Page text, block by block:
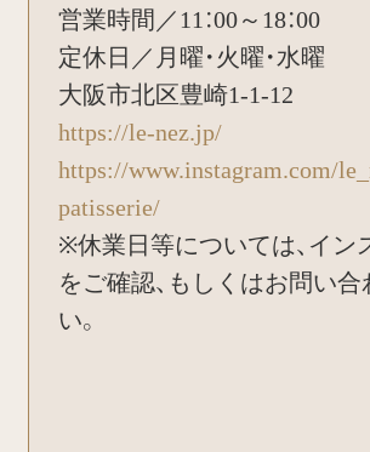
営業時間／11：00～18：00
定休日／月曜・火曜・水曜
大阪市北区豊崎1-1-12
https://le-nez.jp/
https://www.instagram.com/
patisserie/
※休業日等については、イン
をご確認、もしくはお問い合
い。